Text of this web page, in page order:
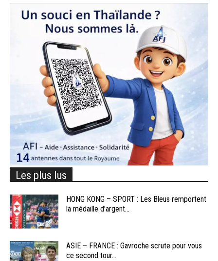
Les plus lus
HONG KONG – SPORT : Les Bleus remportent
la médaille d’argent...
ASIE – FRANCE : Gavroche scrute pour vous
ce second tour...